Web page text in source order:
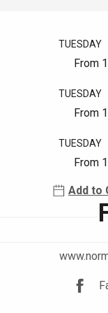
TUESDAY
From
TUESDAY
From
TUESDAY
From
Add to